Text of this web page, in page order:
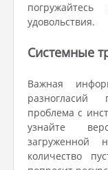
удовольствия.
Системные
Важная
разногласий
проблема с
узнайте
загруженной
количество